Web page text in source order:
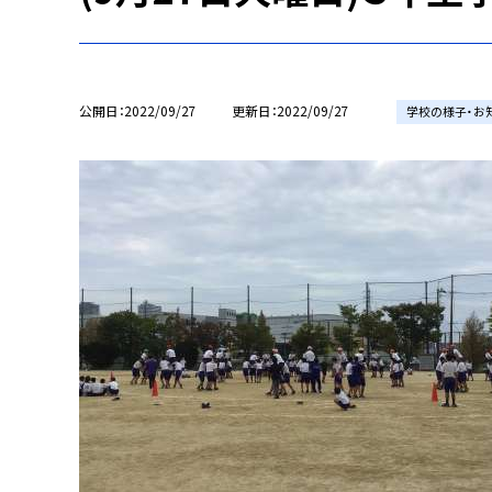
公開日 2022/09/27 更新日 2022/09/27 学校の様子・お